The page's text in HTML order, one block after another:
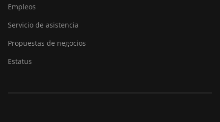
Empleos
Servicio de asistencia
Propuestas de negocios
Estatus